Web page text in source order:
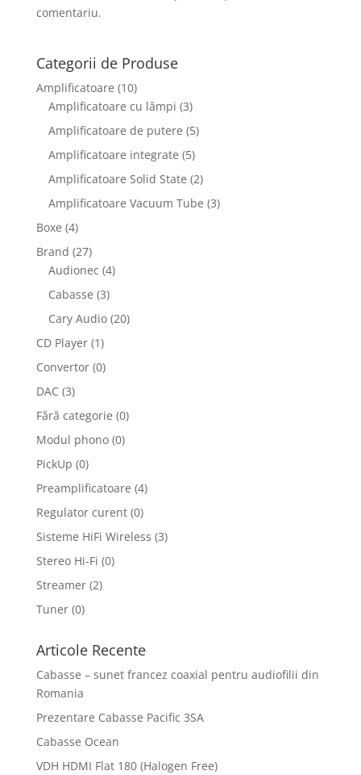
comentariu.
Categorii de Produse
Amplificatoare (10)
Amplificatoare cu lămpi (3)
Amplificatoare de putere (5)
Amplificatoare integrate (5)
Amplificatoare Solid State (2)
Amplificatoare Vacuum Tube (3)
Boxe (4)
Brand (27)
Audionec (4)
Cabasse (3)
Cary Audio (20)
CD Player (1)
Convertor (0)
DAC (3)
Fără categorie (0)
Modul phono (0)
PickUp (0)
Preamplificatoare (4)
Regulator curent (0)
Sisteme HiFi Wireless (3)
Stereo Hi-Fi (0)
Streamer (2)
Tuner (0)
Articole Recente
Cabasse – sunet francez coaxial pentru audiofilii din
Romania
Prezentare Cabasse Pacific 3SA
Cabasse Ocean
VDH HDMI Flat 180 (Halogen Free)